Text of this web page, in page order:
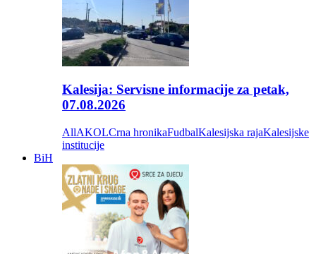
Kalesija: Servisne informacije za petak,
07.08.2026
AllAKOLCrna hronikaFudbalKalesijska rajaKalesijske
institucije
BiH